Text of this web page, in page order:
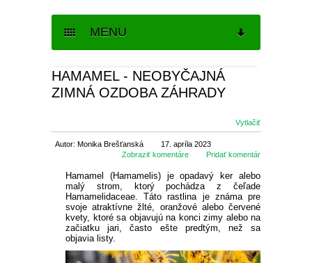
MENU
SEMENÁ
SEMENÁ BALKÓNOVÝCH
KVETOV
DVOJROČKY
SEMENÁ LETNIČIEK
SEMENÁ STROMOV
JARNÉ CIBUĽOVINY
NARCISY
SKALKOVÉ
VYŠŠIE
TULIPÁNY
SKALKOVÉ
ŠAFRANY
LETNÉ CIBUĽOVINY
ĽALIE
NÍZKE ĽALIE
KORNÚTOVKY
ROZMANITÉ CIBUĽOVINY
KOSATCE
BALKÓNOVÉ
MUŠKÁTY
ANGLICKÉ MUŠKÁTY
MUŠKÁTY PREVISLÉ
PETÚNIE
DROBNOKVETÉ PETÚNIE
FUCHSIE
OKRASNÉ
IHLIČNANY
TUJE
LISTNATÉ STROMY
ÚŽITKOVÉ
JAHODY
TIPY
HAMAMEL - NEOBYČAJNÁ
ZIMNÁ OZDOBA ZÁHRADY
Vytlačiť
Autor: Monika Brešťanská
17. apríla 2023
Pridať komentár
Zobraziť komentáre
Hamamel (Hamamelis) je opadavý ker alebo
malý strom, ktorý pochádza z čeľade
Hamamelidaceae. Táto rastlina je známa pre
svoje atraktívne žlté, oranžové alebo červené
kvety, ktoré sa objavujú na konci zimy alebo na
začiatku jari, často ešte predtým, než sa
objavia listy.